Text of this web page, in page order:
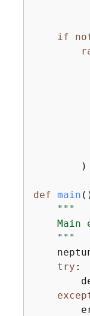
if
        )
def main
"""
Main
    """
try :